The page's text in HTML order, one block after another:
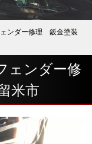
ンダー修理 鈑金塗装
ンダー修
米市